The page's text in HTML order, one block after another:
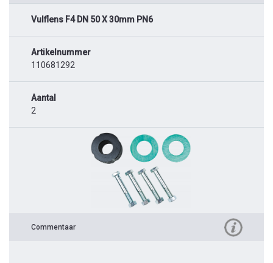
Vulflens F4 DN 50 X 30mm PN6
Artikelnummer
110681292
Aantal
2
Commentaar